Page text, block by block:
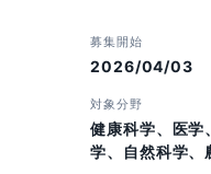
募集開始
2026/04/03
対象分野
健康科学、医学
学、自然科学、